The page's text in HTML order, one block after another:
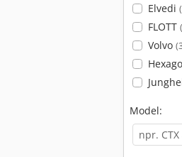
Elvedi
FLOTT
Volvo
Model: